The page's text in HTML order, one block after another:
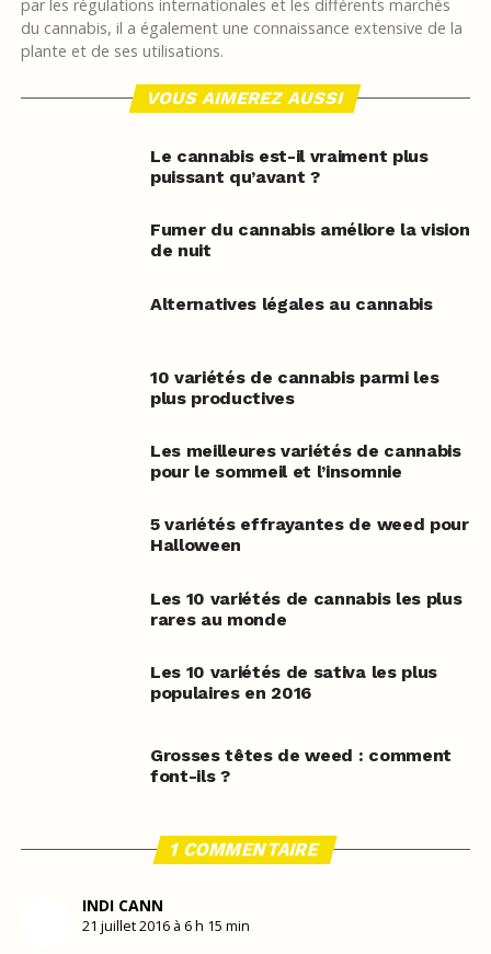
par les régulations internationales et les différents marchés
du cannabis, il a également une connaissance extensive de la
plante et de ses utilisations.
VOUS AIMEREZ AUSSI
Le cannabis est-il vraiment plus
puissant qu’avant ?
Fumer du cannabis améliore la vision
de nuit
Alternatives légales au cannabis
10 variétés de cannabis parmi les
plus productives
Les meilleures variétés de cannabis
pour le sommeil et l’insomnie
5 variétés effrayantes de weed pour
Halloween
Les 10 variétés de cannabis les plus
rares au monde
Les 10 variétés de sativa les plus
populaires en 2016
Grosses têtes de weed : comment
font-ils ?
1 COMMENTAIRE
INDI CANN
21 juillet 2016 à 6 h 15 min